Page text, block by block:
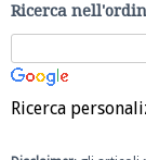
Ricerca
Ricerca